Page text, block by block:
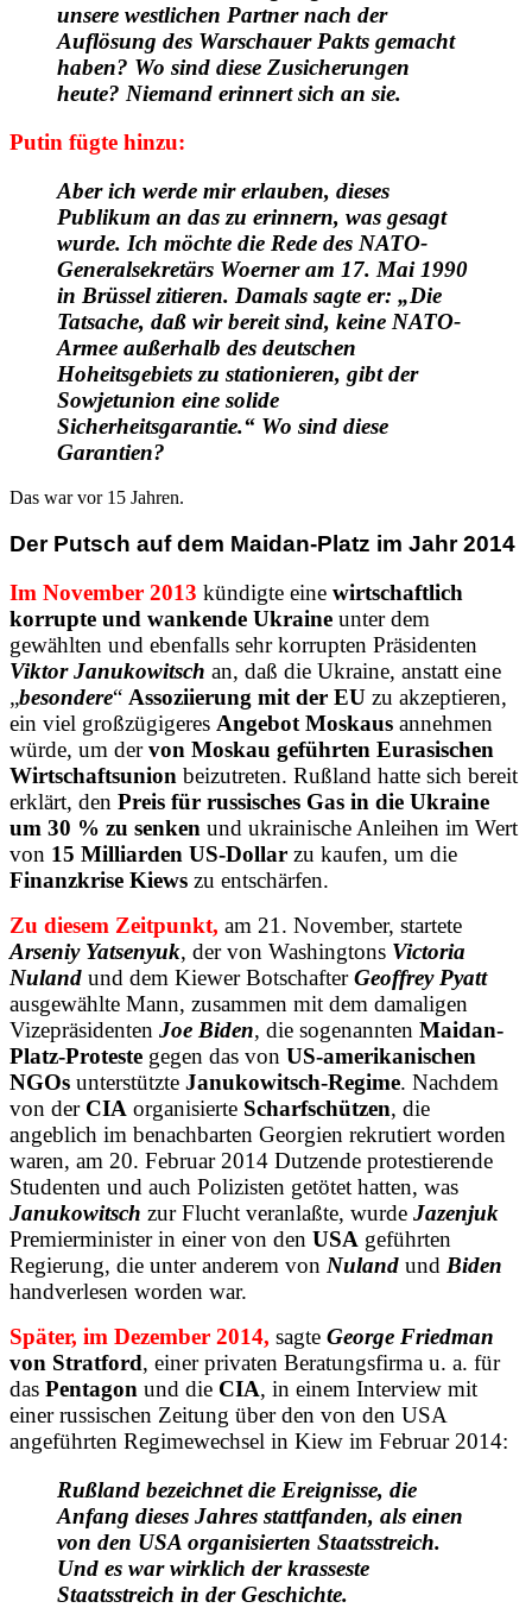
unsere westlichen Partner nach der
Auflösung des Warschauer Pakts gemacht
haben? Wo sind diese Zusicherungen
heute? Niemand erinnert sich an sie.
Putin fügte hinzu:
Aber ich werde mir erlauben, dieses
Publikum an das zu erinnern, was gesagt
wurde. Ich möchte die Rede des NATO-
Generalsekretärs Woerner am 17. Mai 1990
in Brüssel zitieren. Damals sagte er: „Die
Tatsache, daß wir bereit sind, keine NATO-
Armee außerhalb des deutschen
Hoheitsgebiets zu stationieren, gibt der
Sowjetunion eine solide
Sicherheitsgarantie.“ Wo sind diese
Garantien?
Das war vor 15 Jahren.
Der Putsch auf dem Maidan-Platz im Jahr 2014
Im November 2013 kündigte eine wirtschaftlich
korrupte und wankende Ukraine unter dem
gewählten und ebenfalls sehr korrupten Präsidenten
Viktor Janukowitsch an, daß die Ukraine, anstatt eine
„besondere“ Assoziierung mit der EU zu akzeptieren,
ein viel großzügigeres Angebot Moskaus annehmen
würde, um dervon Moskau geführten Eurasischen
Wirtschaftsunion beizutreten. Rußland hatte sich bereit
erklärt, den Preis für russisches Gas in die Ukraine
um 30 % zu senken und ukrainische Anleihen im Wert
von 15 Milliarden US-Dollar zu kaufen, um die
Finanzkrise Kiews zu entschärfen.
Zu diesem Zeitpunkt, am 21. November, startete
Arseniy Yatsenyuk, der von Washingtons Victoria
Nuland und dem Kiewer BotschafterGeoffrey Pyatt
ausgewählte Mann, zusammen mit dem damaligen
Vizepräsidenten Joe Biden, die sogenannten Maidan-
Platz-Proteste gegen das von US-amerikanischen
NGOs unterstützte Janukowitsch-Regime. Nachdem
von der CIA organisierte Scharfschützen, die
angeblich im benachbarten Georgien rekrutiert worden
waren, am 20. Februar 2014 Dutzende protestierende
Studenten und auch Polizisten getötet hatten, was
Janukowitsch zur Flucht veranlaßte, wurde Jazenjuk
Premierminister in einer von den USA geführten
Regierung, die unter anderem von Nuland und Biden
handverlesen worden war.
Später, im Dezember 2014, sagte George Friedman
von Stratford, einer privaten Beratungsfirma u. a. für
das Pentagon und die CIA, in einem Interview mit
einer russischen Zeitung über den von den USA
angeführten Regimewechsel in Kiew im Februar 2014:
Rußland bezeichnet die Ereignisse, die
Anfang dieses Jahres stattfanden, als einen
von den USA organisierten Staatsstreich.
Und es war wirklich der krasseste
Staatsstreich in der Geschichte.